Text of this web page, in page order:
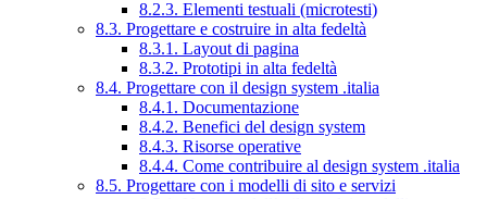
8.2.3. Elementi testuali (microtesti)
8.3. Progettare e costruire in alta fedeltà
8.3.1. Layout di pagina
8.3.2. Prototipi in alta fedeltà
8.4. Progettare con il design system .italia
8.4.1. Documentazione
8.4.2. Benefici del design system
8.4.3. Risorse operative
8.4.4. Come contribuire al design system .italia
8.5. Progettare con i modelli di sito e servizi